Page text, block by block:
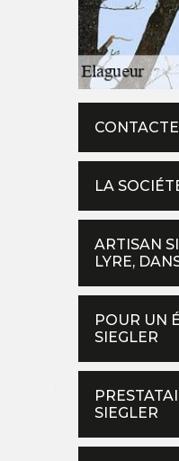
LA
ARTISAN
LYRE,
POUR UN
SIEGLER
SIEGLER